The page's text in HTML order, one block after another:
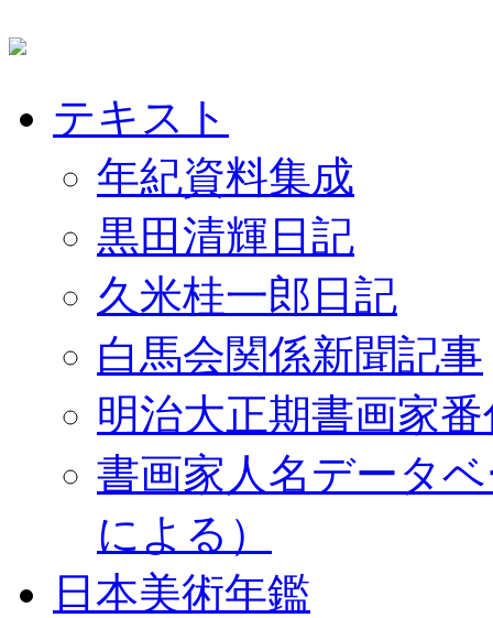
テキスト
年紀資料集成
黒田清輝日記
久米桂一郎日記
白馬会関係新聞記事
明治大正期書画家
書画家人名データ
による）
日本美術年鑑